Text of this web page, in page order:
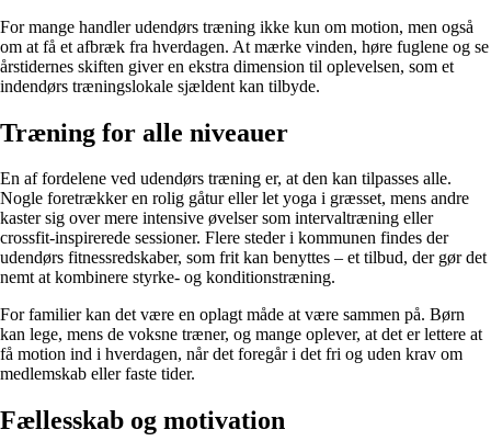
For mange handler udendørs træning ikke kun om motion, men også
om at få et afbræk fra hverdagen. At mærke vinden, høre fuglene og se
årstidernes skiften giver en ekstra dimension til oplevelsen, som et
indendørs træningslokale sjældent kan tilbyde.
Træning for alle niveauer
En af fordelene ved udendørs træning er, at den kan tilpasses alle.
Nogle foretrækker en rolig gåtur eller let yoga i græsset, mens andre
kaster sig over mere intensive øvelser som intervaltræning eller
crossfit-inspirerede sessioner. Flere steder i kommunen findes der
udendørs fitnessredskaber, som frit kan benyttes – et tilbud, der gør det
nemt at kombinere styrke- og konditionstræning.
For familier kan det være en oplagt måde at være sammen på. Børn
kan lege, mens de voksne træner, og mange oplever, at det er lettere at
få motion ind i hverdagen, når det foregår i det fri og uden krav om
medlemskab eller faste tider.
Fællesskab og motivation